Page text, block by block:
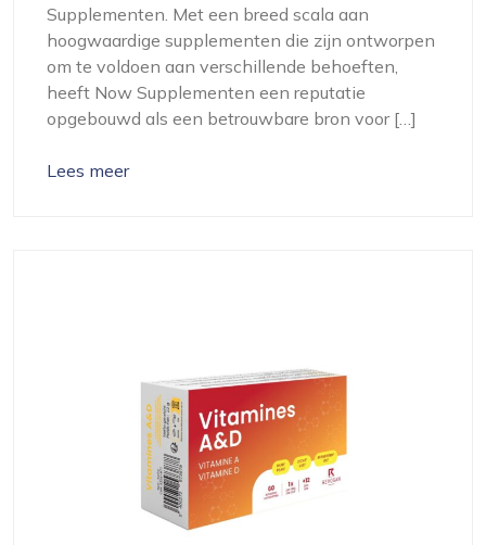
Supplementen. Met een breed scala aan
hoogwaardige supplementen die zijn ontworpen
om te voldoen aan verschillende behoeften,
heeft Now Supplementen een reputatie
opgebouwd als een betrouwbare bron voor […]
Lees meer